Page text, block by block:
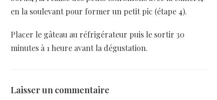
en la soulevant pour former un petit pic (étape 4).
Placer le gâteau au réfrigérateur puis le sortir 30
minutes à 1 heure avant la dégustation.
Laisser un commentaire